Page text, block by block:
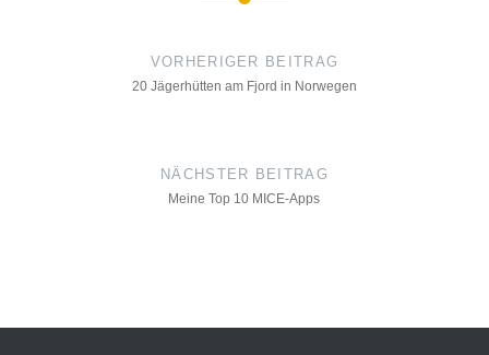
VORHERIGER BEITRAG
20 Jägerhütten am Fjord in Norwegen
NÄCHSTER BEITRAG
Meine Top 10 MICE-Apps